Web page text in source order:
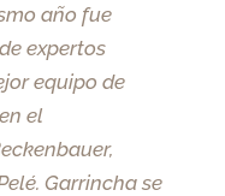
año fue
expertos
equipo de
el
Garrincha se